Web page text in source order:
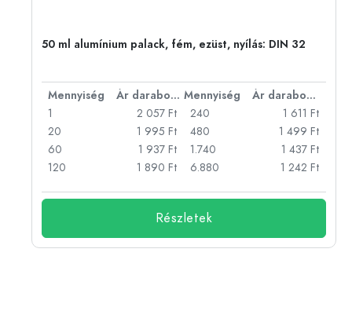
50 ml alumínium palack, fém, ezüst, nyílás: DIN 32
Mennyiség Ár darabonként Mennyiség
Ár darabonként
1
2 057 Ft
20
1 995 Ft
60
1 937 Ft
120
1 890 Ft
240
1 611 Ft
480
1 499 Ft
1.740
1 437 Ft
6.880
1 242 Ft
Részletek